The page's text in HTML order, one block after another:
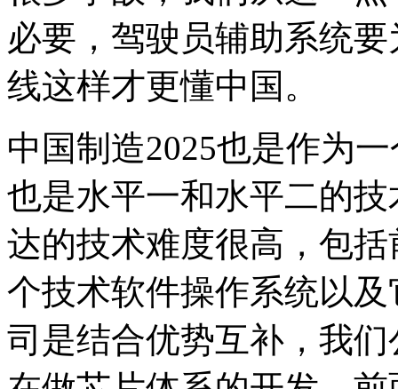
必要，驾驶员辅助系统
线这样才更懂中国。
中国制造2025也是作为
也是水平一和水平二的
达的技术难度很高，包
个技术软件操作系统以
司是结合优势互补，我